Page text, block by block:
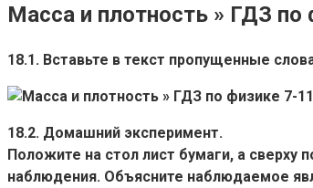
Масса и плотность » ГДЗ по
18.1. Вставьте в текст пропущенные
18.2. Домашний эксперимент.
Положите на стол лист бумаги, а
наблюдения. Объясните наблюдаемое